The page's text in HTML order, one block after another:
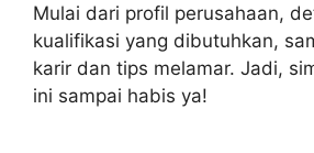
Mulai dari profil perusahaan,
kualifikasi yang dibutuhkan,
karir dan tips melamar. Jadi,
ini sampai habis ya!